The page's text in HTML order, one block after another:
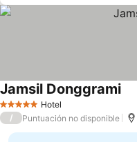
5 Estrellas Hotel
Jamsil Donggrami
/ Puntuación no disponible